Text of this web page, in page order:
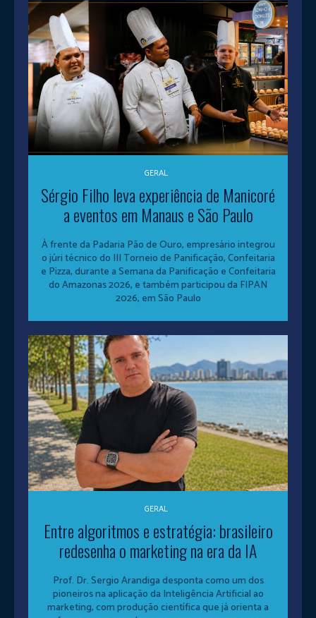
GERAL
Sérgio Filho leva experiência de Manicoré
a eventos em Manaus e São Paulo
À frente da Padaria Pão de Ouro, empresário integrou
o júri técnico do III Torneio de Panificação, Confeitaria
e Pizza, durante a Semana da Panificação e Confeitaria
do Amazonas 2026, e também participou da FIPAN
2026, em São Paulo
GERAL
Entre algoritmos e estratégia: brasileiro
redesenha o marketing na era da IA
Prof. Dr. Sergio Arandiga desponta como um dos
pioneiros na aplicação da Inteligência Artificial ao
marketing, com produção científica que já orienta a